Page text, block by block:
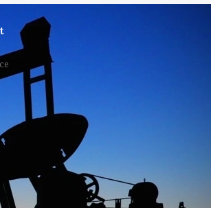
Opret
Rørlægger / håndmand søges til
dræn/entreprenørarbejde.